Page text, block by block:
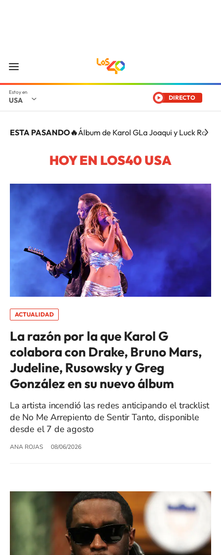
USA DIRECTO
ESTA PASANDO🔥Álbum de Karol GLa Joaqui y Luck Ra
HOY EN LOS40 USA
ACTUALIDAD
La razón por la que Karol G
colabora con Drake, Bruno Mars,
Judeline, Rusowsky y Greg
González en su nuevo álbum
La artista incendió las redes anticipando el tracklist
de No Me Arrepiento de Sentir Tanto, disponible
desde el 7 de agosto
ANA ROJAS 08/06/2026